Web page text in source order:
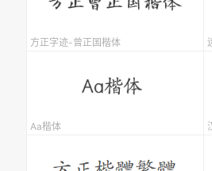
方正字迹-曾正国楷体
Aa楷体